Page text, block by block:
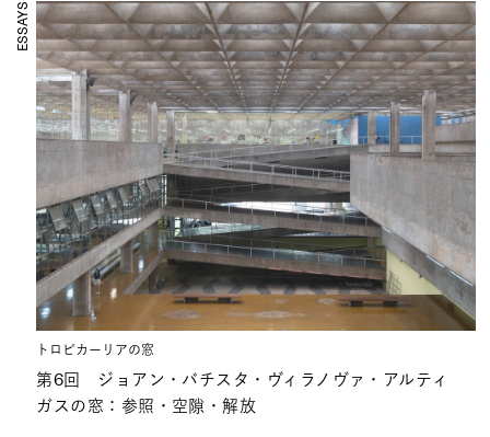
ESSAYS
トロピカーリアの窓
第6回 ジョアン・バチスタ・ヴィラノヴァ・アルティ
ガスの窓：参照・空隙・解放